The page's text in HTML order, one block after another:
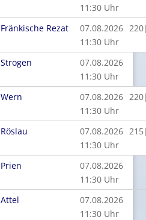
11:30 Uhr
Fränkische Rezat
07.08.2026
11:30 Uhr
Strogen
07.08.2026
11:30 Uhr
Wern
07.08.2026
11:30 Uhr
Röslau
07.08.2026
11:30 Uhr
Prien
07.08.2026
11:30 Uhr
Attel
07.08.2026
11:30 Uhr